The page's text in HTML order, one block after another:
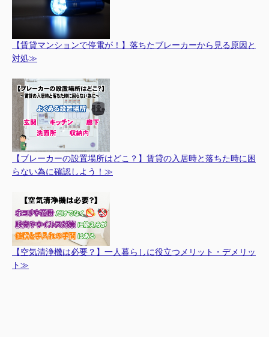
【賃貸マンションで停電が！】落ちたブレーカーから見る原因と
対処≫
【ブレーカーの設置場所はどこ？】賃貸の入居時と落ちた時に困
らない為に確認しよう！≫
【空気清浄機は必要？】一人暮らしに役立つメリット・デメリッ
ト≫